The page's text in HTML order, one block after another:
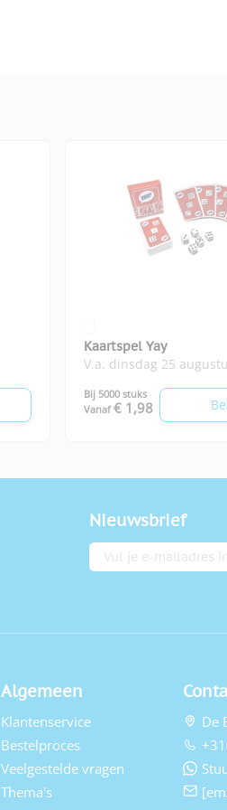
Kaartspel Yay
V.a. dinsdag 25
Bij 5000 stuks
Vanaf € 1,98
Nieuwsbrief
E-mailadres
Algemeen
Klantenservice
Bestelproces
Veelgestelde vragen
Thema's
De